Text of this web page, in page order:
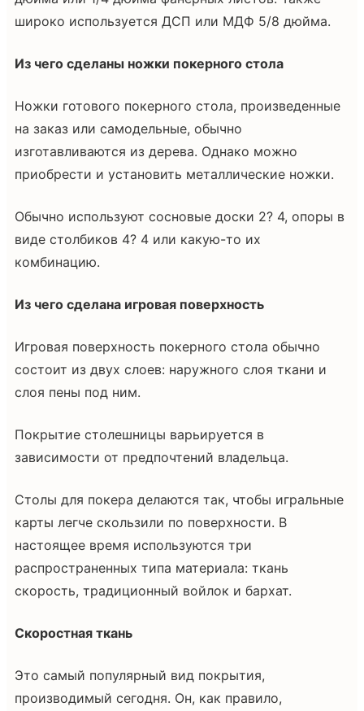
широко используется ДСП или МДФ 5/8 дюйма.
Из чего сделаны ножки покерного стола
Ножки готового покерного стола, произведенные
на заказ или самодельные, обычно
изготавливаются из дерева. Однако можно
приобрести и установить металлические ножки.
Обычно используют сосновые доски 2? 4, опоры в
виде столбиков 4? 4 или какую-то их
комбинацию.
Из чего сделана игровая поверхность
Игровая поверхность покерного стола обычно
состоит из двух слоев: наружного слоя ткани и
слоя пены под ним.
Покрытие столешницы варьируется в
зависимости от предпочтений владельца.
Столы для покера делаются так, чтобы игральные
карты легче скользили по поверхности. В
настоящее время используются три
распространенных типа материала: ткань
скорость, традиционный войлок и бархат.
Скоростная ткань
Это самый популярный вид покрытия,
производимый сегодня. Он, как правило,